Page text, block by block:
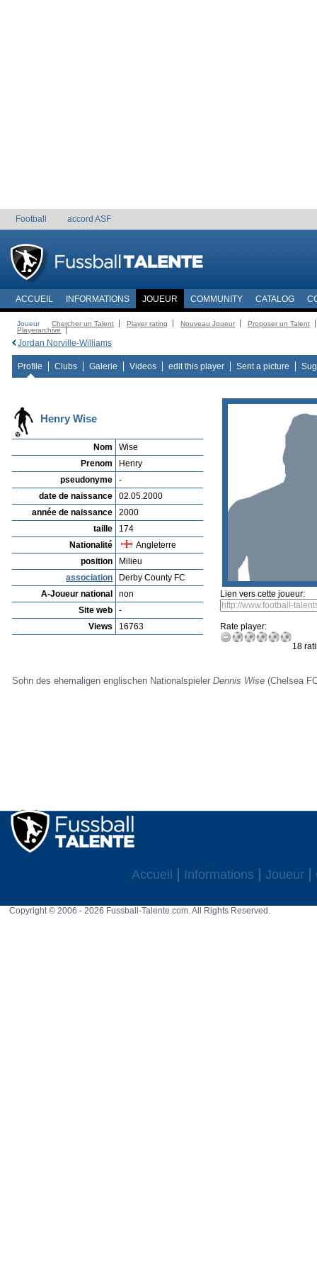
Football accord ASF
ACCUEIL INFORMATIONS JOUEUR COMMUNITY CATALOG
Joueur Chercher un Talent Player rating Nouveau Joueur
Proposer un Talent
Playerarchive
Jordan Norville-Williams
Profile Clubs Galerie Videos edit this player Sent a picture
Henry Wise
Nom
Wise
Prenom
Henry
pseudonyme
-
date de naissance
02.05.2000
année de naissance
2000
taille
174
Nationalité
Angleterre
position
Milieu
association
Derby County FC
A-Joueur national
non
Site web
-
Views
16763
Lien vers cette joueur:
Rate player:
18
Sohn des ehemaligen englischen NationalspielerDennis Wise(Chelsea
Accueil Informations Joueur
Copyright © 2006 - 2026 Fussball-Talente.com. All Rights Reserved.